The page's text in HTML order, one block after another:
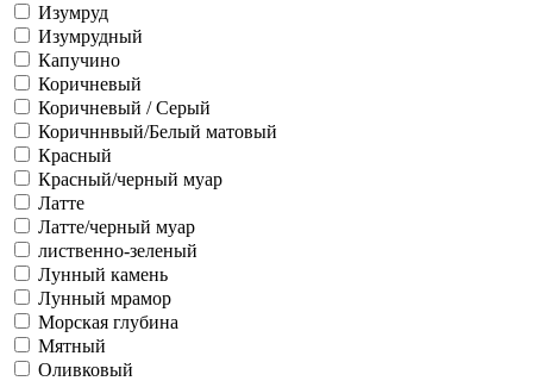
Изумруд
Изумрудный
Капучино
Коричневый
Коричневый / Серый
Коричннвый/Белый матовый
Красный
Красный/черный муар
Латте
Латте/черный муар
лиственно-зеленый
Лунный камень
Лунный мрамор
Морская глубина
Мятный
Оливковый